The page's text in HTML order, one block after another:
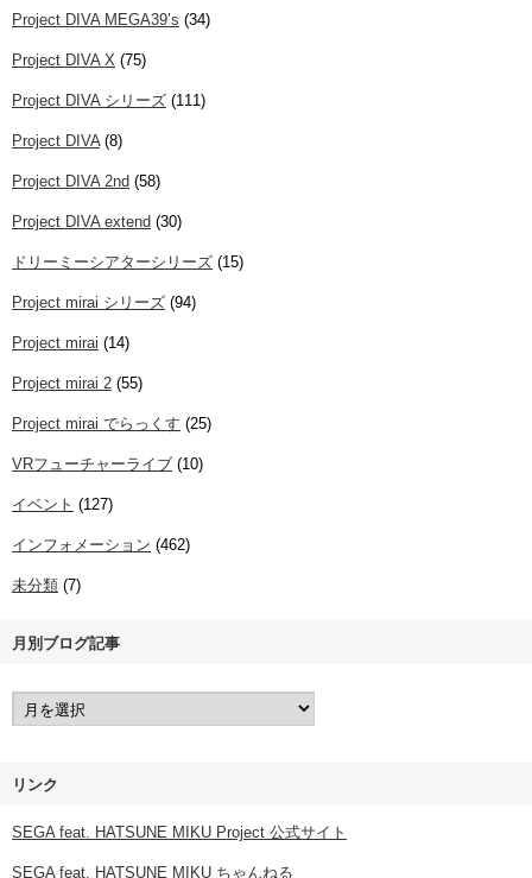
Project DIVA MEGA39’s (34)
Project DIVA X (75)
Project DIVA シリーズ (111)
Project DIVA(8)
Project DIVA 2nd (58)
Project DIVA extend (30)
ドリーミーシアターシリーズ (15)
Project mirai シリーズ (94)
Project mirai (14)
Project mirai 2 (55)
Project mirai でらっくす (25)
VRフューチャーライブ (10)
イベント (127)
インフォメーション (462)
未分類 (7)
月別ブログ記事
リンク
SEGA feat. HATSUNE MIKU Project 公式サイト
SEGA feat. HATSUNE MIKU ちゃんねる